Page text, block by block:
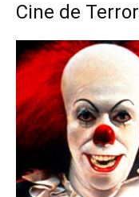
Cine de Terror